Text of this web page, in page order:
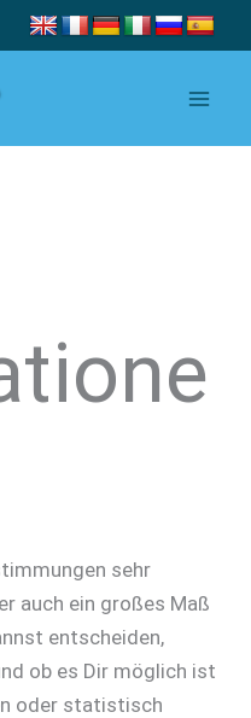
sehr
auch ein großes Maß
entscheiden,
ob es Dir möglich ist
oder statistisch